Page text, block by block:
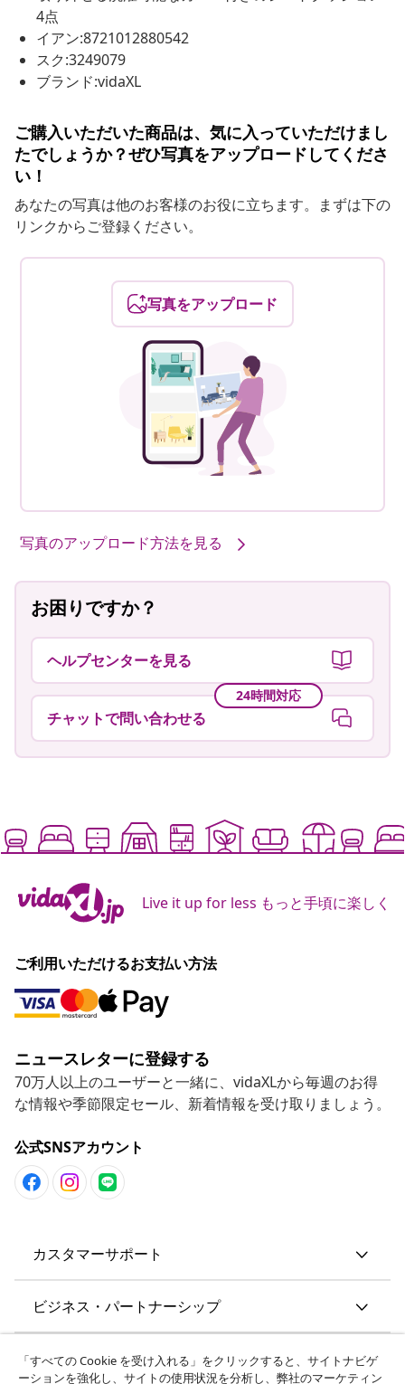
4点
イアン:8721012880542
スク:3249079
ブランド:vidaXL
ご購入いただいた商品は、気に入っていただけまし
たでしょうか？ぜひ写真をアップロードしてくださ
い！
あなたの写真は他のお客様のお役に立ちます。まずは下の
リンクからご登録ください。
写真をアップロード
写真のアップロード方法を見る
お困りですか？
ヘルプセンターを見る
24時間対応
チャットで問い合わせる
Live it up for less もっと手頃に楽しく
ご利用いただけるお支払い方法
ニュースレターに登録する
70万人以上のユーザーと一緒に、vidaXLから毎週のお得
な情報や季節限定セール、新着情報を受け取りましょう。
公式SNSアカウント
カスタマーサポート
ビジネス・パートナーシップ
vidaXL
「すべての Cookie を受け入れる」をクリックすると、サイトナビゲ
ーションを強化し、サイトの使用状況を分析し、弊社のマーケティン